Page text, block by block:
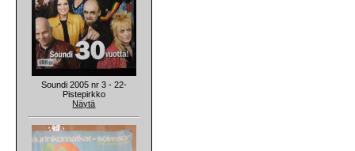
Soundi 2005 nr 3 - 22-
Pistepirkko
Näytä